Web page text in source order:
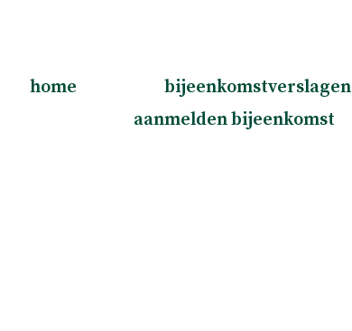
home bijeenkomstverslagen
aanmelden bijeenkomst